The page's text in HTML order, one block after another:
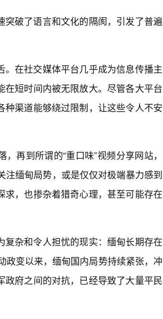
破了语言和文化的隔阂，引发了普遍
在社交媒体平台几乎成为信息传播主
短时间内被无限放大。尽管各大平台
渠道能够绕过限制，让这些令人不安
再到所谓的“重口味”视频分享网站，
缅甸局势，或是仅仅对极端暴力感到
，也掺杂着猎奇心理，甚至可能存在
杂和令人担忧的现实：缅甸长期存在
政变以来，缅甸国内局势持续紧张，冲
府之间的对抗，已经导致了大量平民